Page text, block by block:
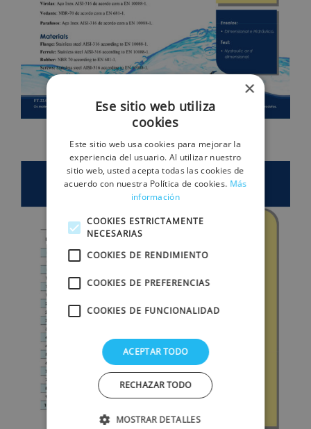
×
Ese sitio web utiliza
cookies
Este sitio web usa cookies para mejorar la
experiencia del usuario. Al utilizar nuestro
sitio web, usted acepta todas las cookies de
acuerdo con nuestra Política de cookies. Más
información
COOKIES ESTRICTAMENTE
NECESARIAS
COOKIES DE RENDIMIENTO
COOKIES DE PREFERENCIAS
COOKIES DE FUNCIONALIDAD
ACEPTAR TODO
RECHAZAR TODO
MOSTRAR DETALLES